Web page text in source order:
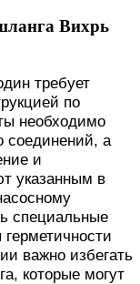
Вихрь
требует
по
необходимо
соединений, а
и
указанным в
специальные
важно избегать
которые могут